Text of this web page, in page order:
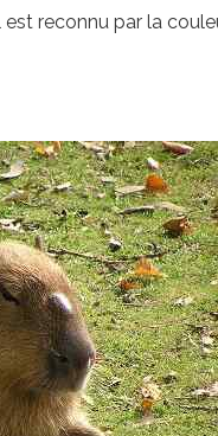
reconnu par la